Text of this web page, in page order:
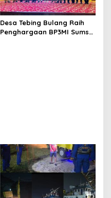
Desa Tebing Bulang Raih
Penghargaan BP3MI Sumsel